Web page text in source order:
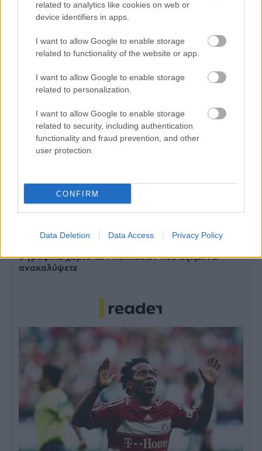
related to analytics like cookies on web or
device identifiers in apps.
I want to allow Google to enable storage
related to functionality of the website or app.
I want to allow Google to enable storage
related to personalization.
I want to allow Google to enable storage
related to security, including authentication
functionality and fraud prevention, and other
user protection.
CONFIRM
Data Deletion Data Access Privacy Policy
της Πορτογαλίας
Το καλά κρυμμένο μυστικό της Κρήτης: Το φαράγγι
6 γραφικά χωριά των Κυκλάδων που αξίζει να
ανακαλύψετε